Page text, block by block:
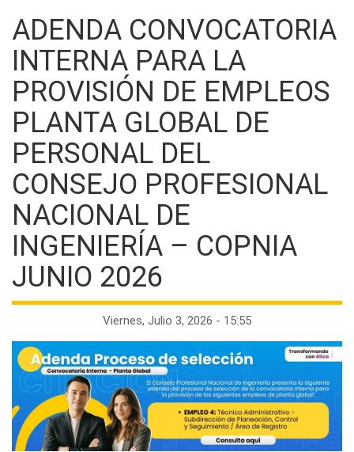
enlaces
de
ayuda
a
la
navegación
ADENDA CONVOCATORIA
INTERNA PARA LA
PROVISIÓN DE EMPLEOS
PLANTA GLOBAL DE
PERSONAL DEL
CONSEJO PROFESIONAL
NACIONAL DE
INGENIERÍA – COPNIA
JUNIO 2026
Viernes, Julio 3, 2026 - 15:55